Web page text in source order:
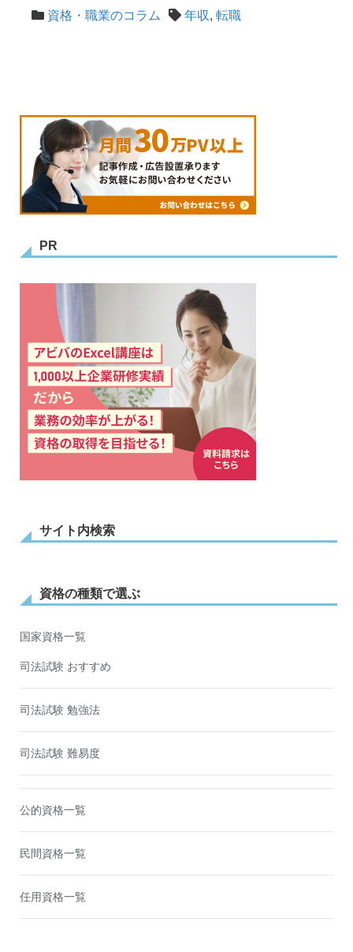
資格・職業のコラム 年収, 転職
PR
サイト内検索
資格の種類で選ぶ
国家資格一覧
司法試験 おすすめ
司法試験 勉強法
司法試験 難易度
公的資格一覧
民間資格一覧
任用資格一覧